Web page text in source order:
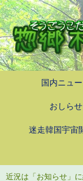
国内ニュ
おしらせ
迷走韓国宇宙
近況は「お知らせ」